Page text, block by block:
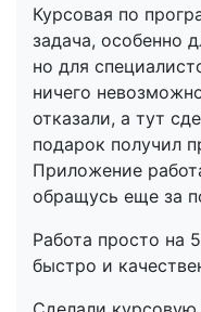
Курсовая по
задача, особенно
но для
ничего
отказали, а тут
подарок получил
Приложение
обращусь еще за
Работа просто на
быстро и